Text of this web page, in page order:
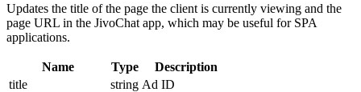
Updates the title of the page the client is currently viewing and the
page URL in the JivoChat app, which may be useful for SPA
applications.
Name Type
Description
title
string Ad ID